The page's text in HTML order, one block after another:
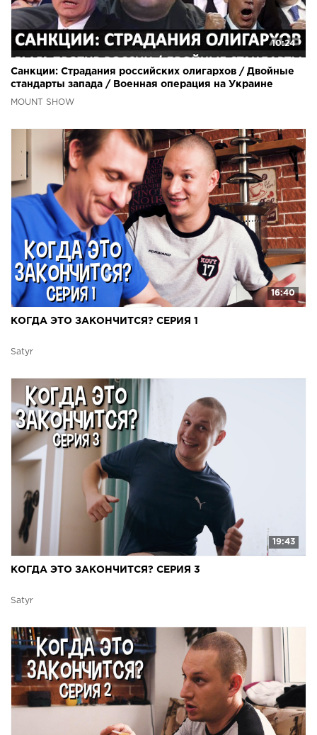
10:24
Санкции: Страдания российских олигархов / Двойные
стандарты запада / Военная операция на Украине
MOUNT SHOW
16:40
КОГДА ЭТО ЗАКОНЧИТСЯ? СЕРИЯ 1
Satyr
19:43
КОГДА ЭТО ЗАКОНЧИТСЯ? СЕРИЯ 3
Satyr